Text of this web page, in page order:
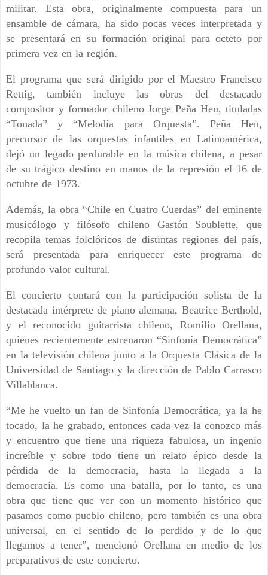
militar. Esta obra, originalmente compuesta para un
ensamble de cámara, ha sido pocas veces interpretada y
se presentará en su formación original para octeto por
primera vez en la región.
El programa que será dirigido por el Maestro Francisco
Rettig, también incluye las obras del destacado
compositor y formador chileno Jorge Peña Hen, tituladas
“Tonada” y “Melodía para Orquesta”. Peña Hen,
precursor de las orquestas infantiles en Latinoamérica,
dejó un legado perdurable en la música chilena, a pesar
de su trágico destino en manos de la represión el 16 de
octubre de 1973.
Además, la obra “Chile en Cuatro Cuerdas” del eminente
musicólogo y filósofo chileno Gastón Soublette, que
recopila temas folclóricos de distintas regiones del país,
será presentada para enriquecer este programa de
profundo valor cultural.
El concierto contará con la participación solista de la
destacada intérprete de piano alemana, Beatrice Berthold,
y el reconocido guitarrista chileno, Romilio Orellana,
quienes recientemente estrenaron “Sinfonía Democrática”
en la televisión chilena junto a la Orquesta Clásica de la
Universidad de Santiago y la dirección de Pablo Carrasco
Villablanca.
“Me he vuelto un fan de Sinfonía Democrática, ya la he
tocado, la he grabado, entonces cada vez la conozco más
y encuentro que tiene una riqueza fabulosa, un ingenio
increíble y sobre todo tiene un relato épico desde la
pérdida de la democracia, hasta la llegada a la
democracia. Es como una batalla, por lo tanto, es una
obra que tiene que ver con un momento histórico que
pasamos como pueblo chileno, pero también es una obra
universal, en el sentido de lo perdido y de lo que
llegamos a tener”, mencionó Orellana en medio de los
preparativos de este concierto.